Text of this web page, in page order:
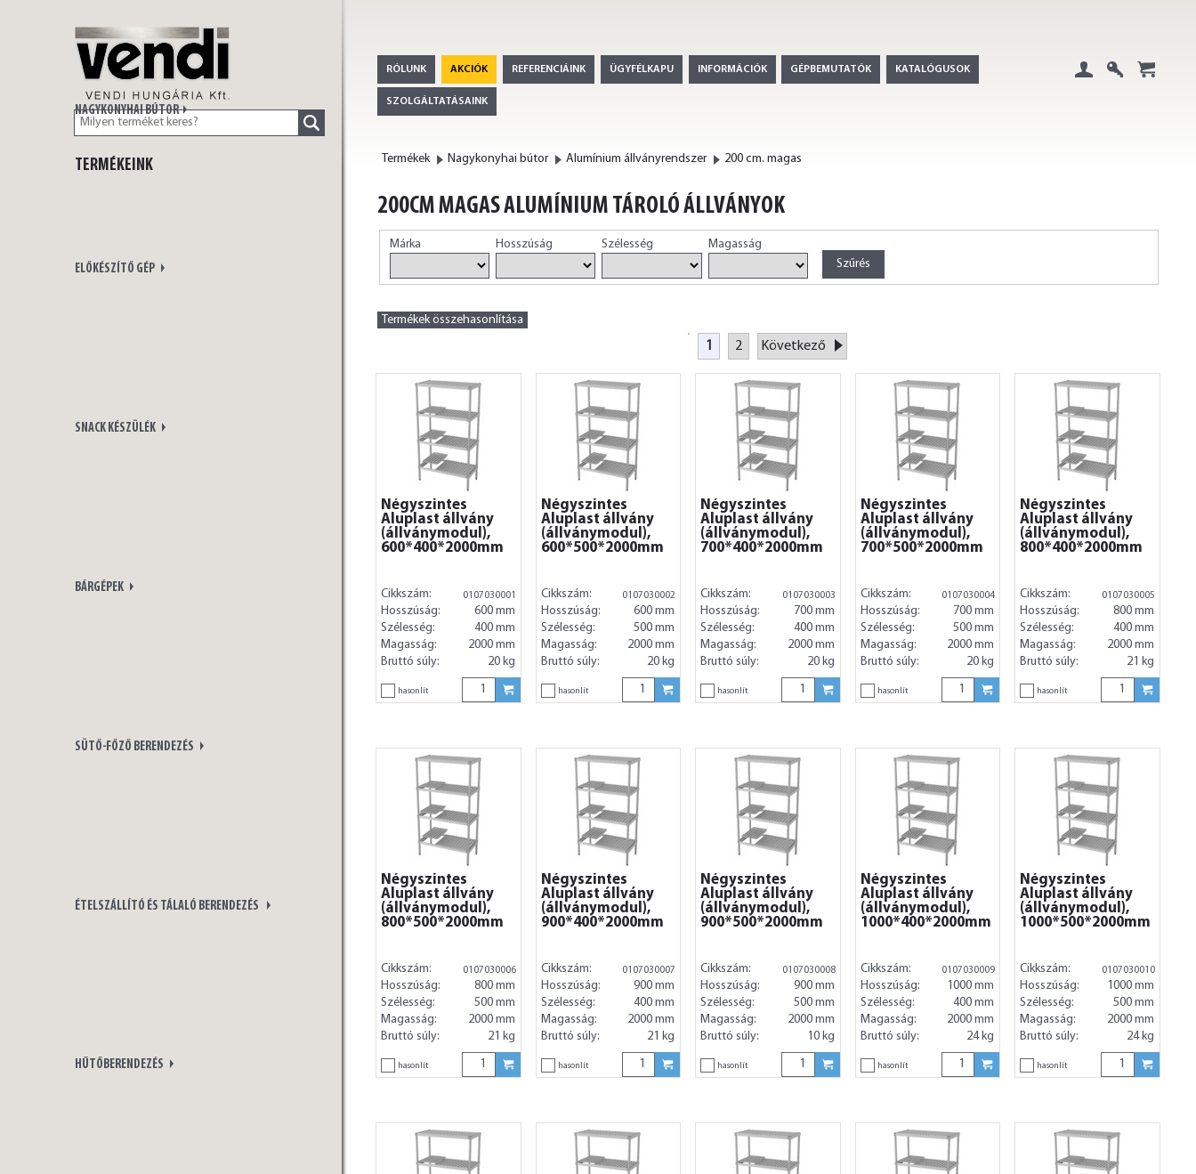
HUNGÁRIA Kft.
TERMÉKEINK
NAGYKONYHAI BÚTOR
ELŐKÉSZÍTŐ GÉP
SNACK KÉSZÜLÉK
BÁRGÉPEK
SÜTŐ-FŐZŐ BERENDEZÉS
ÉTELSZÁLLÍTÓ ÉS TÁLALÓ BERENDEZÉS
HŰTŐBERENDEZÉS
RÓLUNK AKCIÓK REFERENCIÁINK ÜGYFÉLKAPU INFORMÁCIÓK GÉPBEMUTATÓK KATALÓGUSOK
SZOLGÁLTATÁSAINK
Termékek Nagykonyhai bútor Alumínium állványrendszer 200 cm. magas
200CM MAGAS ALUMÍNIUM TÁROLÓ ÁLLVÁNYOK
Márka Hosszúság Szélesség Magasság
Termékek összehasonlítása
1 2 Következő
Négyszintes
Aluplast állvány
(állványmodul),
600*400*2000mm
Cikkszám: 0107030001
Hosszúság:
600 mm
Szélesség:
400 mm
Magasság:
2000 mm
Bruttó súly:
20 kg
hasonlít
Négyszintes
Aluplast állvány
(állványmodul),
600*500*2000mm
Cikkszám: 0107030002
Hosszúság:
600 mm
Szélesség:
500 mm
Magasság:
2000 mm
Bruttó súly:
20 kg
hasonlít
Négyszintes
Aluplast állvány
(állványmodul),
700*400*2000mm
Cikkszám: 0107030003
Hosszúság:
700 mm
Szélesség:
400 mm
Magasság:
2000 mm
Bruttó súly:
20 kg
hasonlít
Négyszintes
Aluplast állvány
(állványmodul),
700*500*2000mm
Cikkszám: 0107030004
Hosszúság:
700 mm
Szélesség:
500 mm
Magasság:
2000 mm
Bruttó súly:
20 kg
hasonlít
Négyszintes
Aluplast állvány
(állványmodul),
800*400*2000mm
Cikkszám: 0107030005
Hosszúság:
800 mm
Szélesség:
400 mm
Magasság:
2000 mm
Bruttó súly:
21 kg
hasonlít
Négyszintes
Aluplast állvány
(állványmodul),
800*500*2000mm
Cikkszám: 0107030006
Hosszúság:
800 mm
Szélesség:
500 mm
Magasság:
2000 mm
Bruttó súly:
21 kg
hasonlít
Négyszintes
Aluplast állvány
(állványmodul),
900*400*2000mm
Cikkszám: 0107030007
Hosszúság:
900 mm
Szélesség:
400 mm
Magasság:
2000 mm
Bruttó súly:
21 kg
hasonlít
Négyszintes
Aluplast állvány
(állványmodul),
900*500*2000mm
Cikkszám: 0107030008
Hosszúság:
900 mm
Szélesség:
500 mm
Magasság:
2000 mm
Bruttó súly:
10 kg
hasonlít
Négyszintes
Aluplast állvány
(állványmodul),
1000*400*2000mm
Cikkszám: 0107030009
Hosszúság:
1000 mm
Szélesség:
400 mm
Magasság:
2000 mm
Bruttó súly:
24 kg
hasonlít
Négyszintes
Aluplast állvány
(állványmodul),
1000*500*2000mm
Cikkszám: 0107030010
Hosszúság:
1000 mm
Szélesség:
500 mm
Magasság:
2000 mm
Bruttó súly:
24 kg
hasonlít